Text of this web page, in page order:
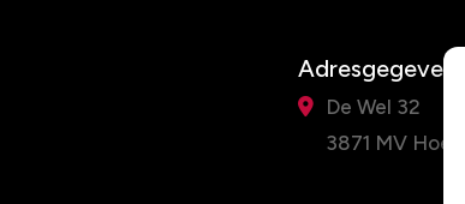
Adresgegevens
De Wel 32
3871 MV